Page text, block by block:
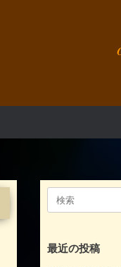
最近の投稿